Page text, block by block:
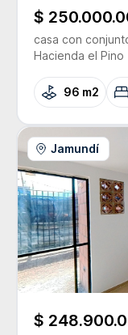
$
casa con
Hacienda el Pino
96 m2
Jamundí
$